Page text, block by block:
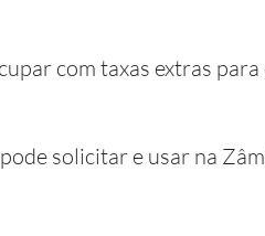
com taxas extras
solicitar e usar na